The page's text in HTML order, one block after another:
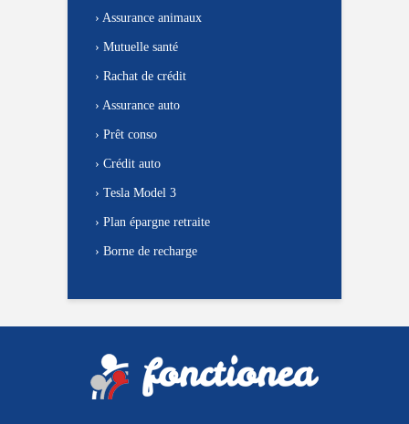
› Assurance animaux
› Mutuelle santé
› Rachat de crédit
› Assurance auto
› Prêt conso
› Crédit auto
› Tesla Model 3
› Plan épargne retraite
› Borne de recharge